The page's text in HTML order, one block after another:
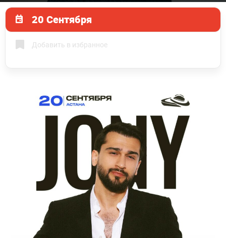
20 Сентября
Добавить в избранное